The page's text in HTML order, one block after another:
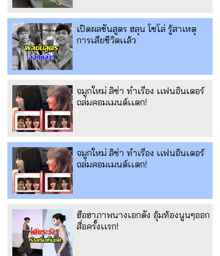
เปิดผลชันสูตร ฮลุน โซโล่ รู้สาเหตุ
การเสียชีวิตเเล้ว
จมูกใหม่ ลิซ่า ทำเรื่อง เเฟนอินเตอร์
ถล่มคอมเมนต์เเตก!
จมูกใหม่ ลิซ่า ทำเรื่อง เเฟนอินเตอร์
ถล่มคอมเมนต์เเตก!
ฮือฮาภาพนางเอกดัง อุ้มท้องนูนๆออก
สื่อครั้งเเรก!